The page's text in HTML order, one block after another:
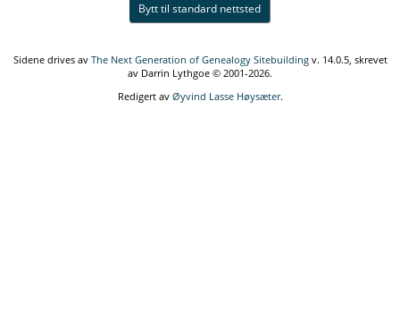
Bytt til standard nettsted
Sidene drives av The Next Generation of Genealogy Sitebuildingv. 14.0.5, skrevet
av Darrin Lythgoe © 2001-2026.
Redigert av Øyvind Lasse Høysæter.